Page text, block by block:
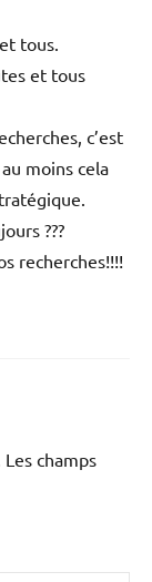
tous.
et tous
c’est
moins cela
???
recherches!!!!
Les champs